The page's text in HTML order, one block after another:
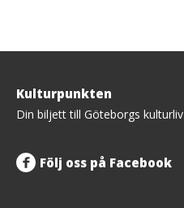
Tillbaka
upp
Kulturpunkten
Din biljett till Göteborgs kulturliv
Följ oss på Facebook